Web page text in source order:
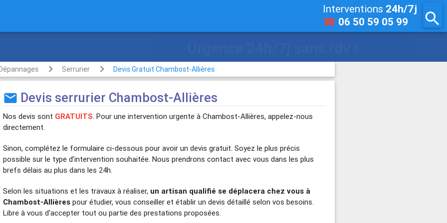
Interventions 24h/7j
☎ 06 50 59 05 99 search
Serrurier Devis Gratuit Chambost-Allières
mail Devis serrurier Chambost-Allières
Nos devis sont GRATUITS . Pour une intervention urgente à Chambost-Allières, appelez-nous
directement.
Sinon, complétez le formulaire ci-dessous pour avoir un devis gratuit. Soyez le plus précis
possible sur le type d’intervention souhaitée. Nous prendrons contact avec vous dans les plus
brefs délais au plus dans les 24h.
Selon les situations et les travaux à réaliser, un artisan qualifié se déplacera chez vous à
Chambost-Allières pour étudier, vous conseiller et établir un devis détaillé selon vos besoins.
Libre à vous d'accepter tout ou partie des prestations proposées.